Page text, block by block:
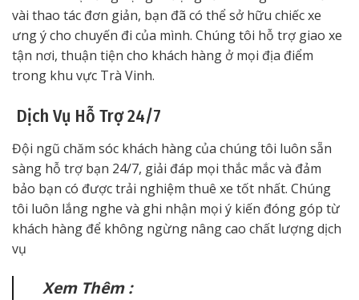
vài thao tác đơn giản, bạn đã có thể sở hữu chiếc xe
ưng ý cho chuyến đi của mình. Chúng tôi hỗ trợ giao xe
tận nơi, thuận tiện cho khách hàng ở mọi địa điểm
trong khu vực Trà Vinh.
Dịch Vụ Hỗ Trợ 24/7
Đội ngũ chăm sóc khách hàng của chúng tôi luôn sẵn
sàng hỗ trợ bạn 24/7, giải đáp mọi thắc mắc và đảm
bảo bạn có được trải nghiệm thuê xe tốt nhất. Chúng
tôi luôn lắng nghe và ghi nhận mọi ý kiến đóng góp từ
khách hàng để không ngừng nâng cao chất lượng dịch
vụ
Xem Thêm :